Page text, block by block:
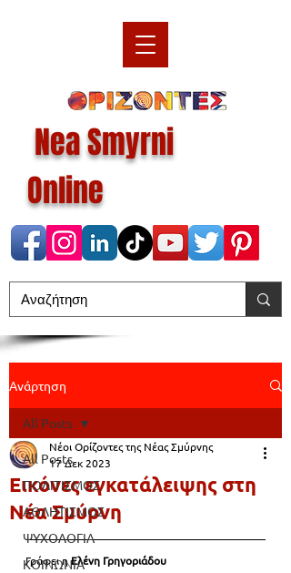
Nea Smyrni
Online
Ανάρτηση
All Posts
ΠΟΛΙΤΙΣΜΟΣ
ΑΘΛΗΤΙΣΜΟΣ
ΨΥΧΟΛΟΓΙΑ
ΚΟΙΝΩΝΙΑ
All Posts
Εικόνες εγκατάλειψης στη
Νέα Σμύρνη
Νέοι Ορίζοντες της Νέας Σμύρνης
17 Δεκ 2023
Γράφει η Ελένη Γρηγοριάδου